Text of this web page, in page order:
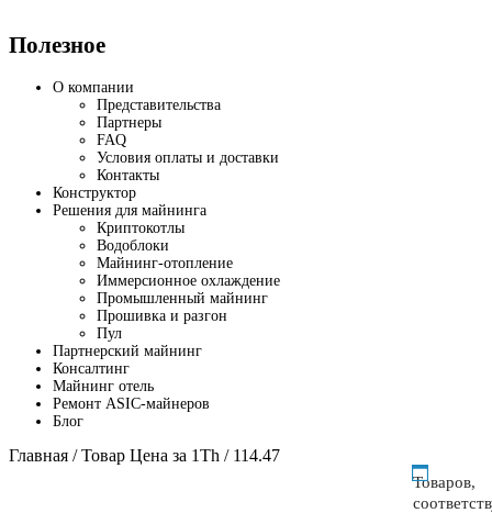
Полезное
О компании
Представительства
Партнеры
FAQ
Условия оплаты и доставки
Контакты
Конструктор
Решения для майнинга
Криптокотлы
Водоблоки
Майнинг-отопление
Иммерсионное охлаждение
Промышленный майнинг
Прошивка и разгон
Пул
Партнерский майнинг
Консалтинг
Майнинг отель
Ремонт ASIC-майнеров
Блог
Главная / Товар Цена за 1Th / 114.47
Товаров,